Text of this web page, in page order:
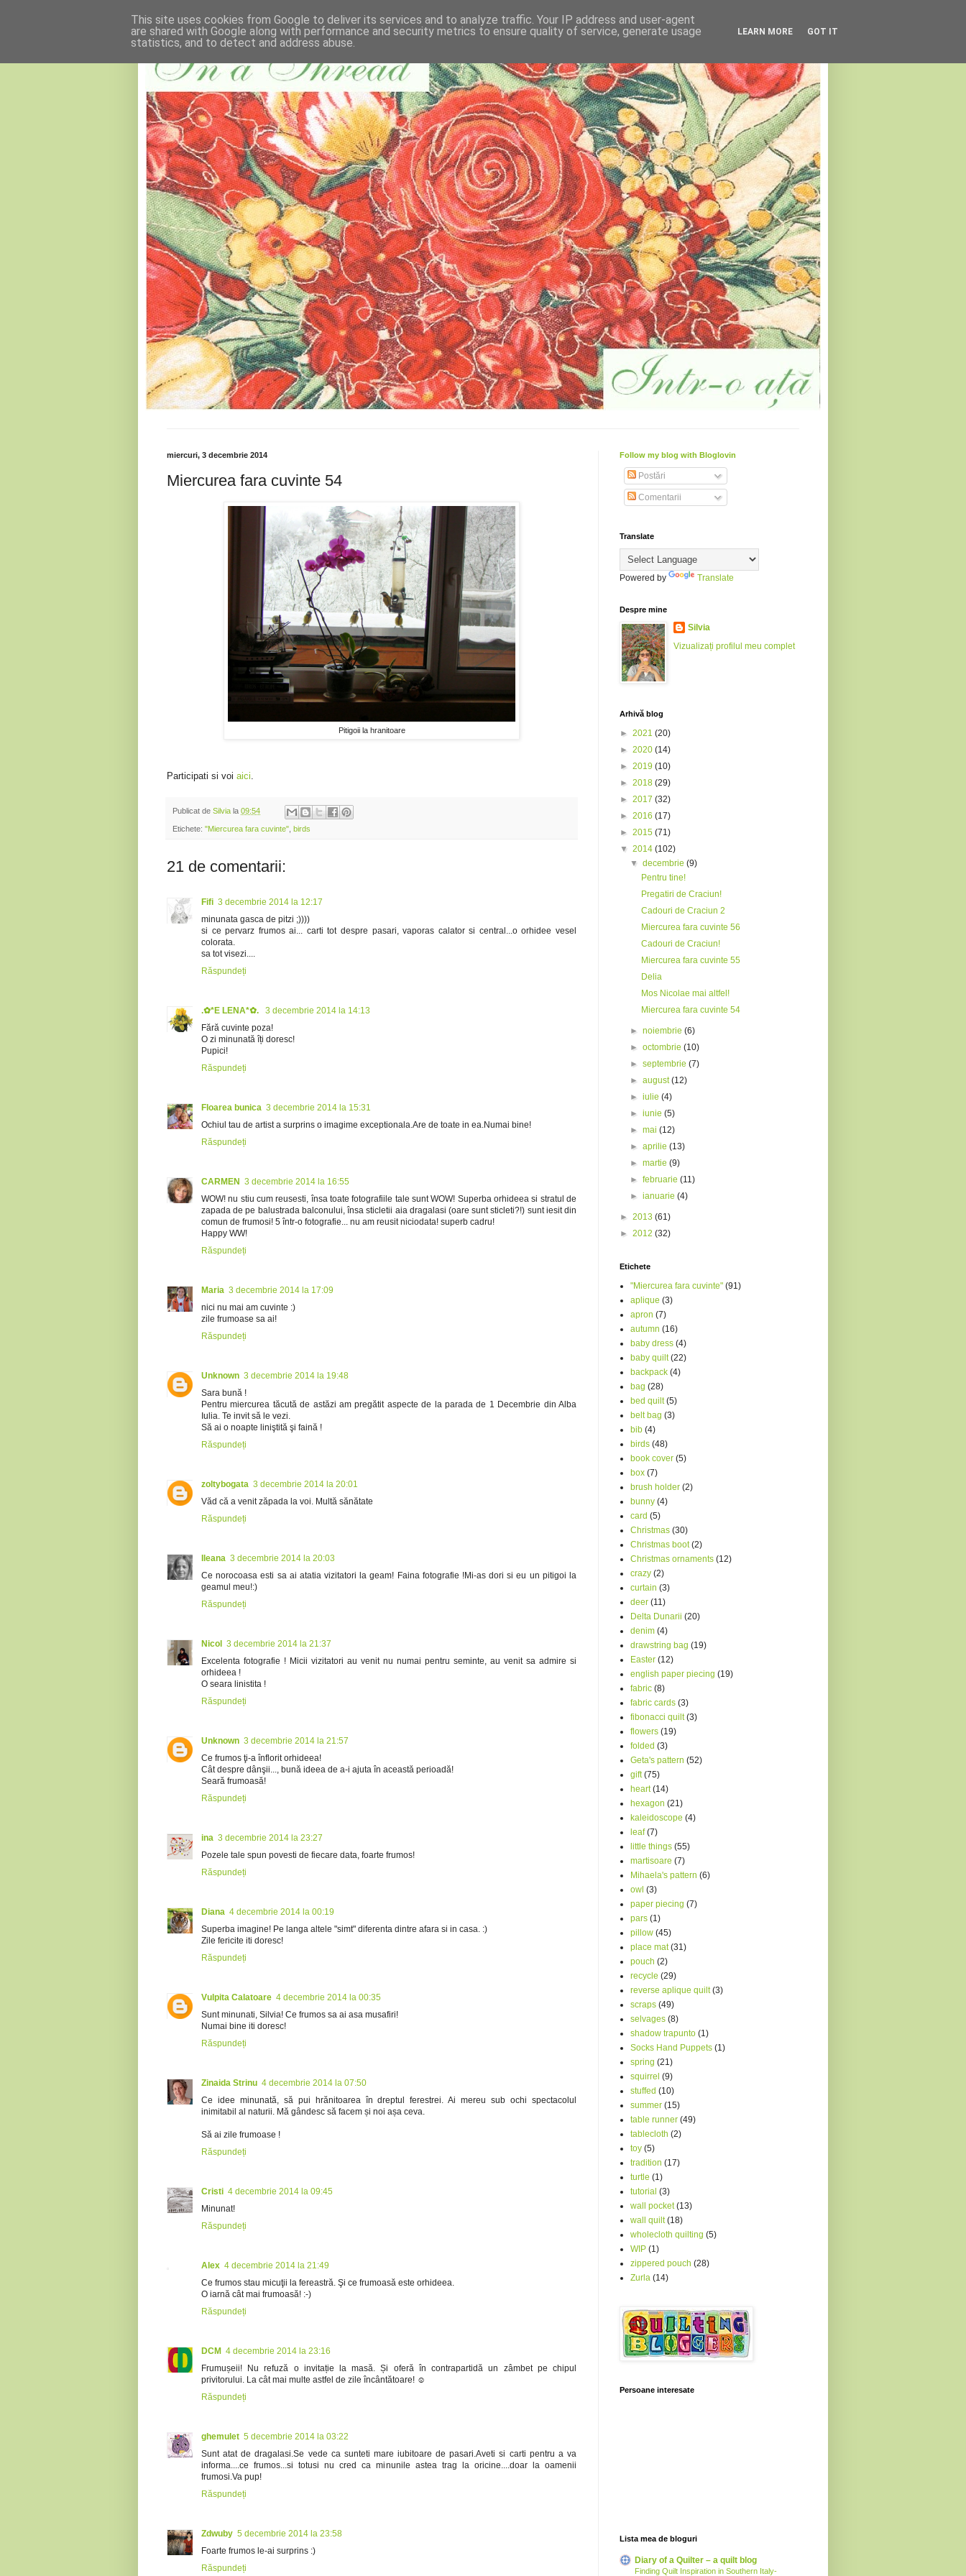
miercuri, 3 decembrie 2014
Miercurea fara cuvinte 54
Pitigoii la hranitoare
Participati si voi aici.
Publicat de Silvia la 09:54
Etichete: "Miercurea fara cuvinte" birds
21 de comentarii:
Fifi 3 decembrie 2014 la 12:17
minunata gasca de pitzi ;))))
si ce pervarz frumos ai... carti tot despre pasari, vaporas calator si central...o orhidee vesel
colorata.
sa tot visezi....
Răspundeți
.✿*E LENA*✿.
3 decembrie 2014 la 14:13
Fără cuvinte poza!
O zi minunată îți doresc!
Pupici!
Răspundeți
Floarea bunica 3 decembrie 2014 la 15:31
Ochiul tau de artist a surprins o imagime exceptionala.Are de toate in ea.Numai bine!
Răspundeți
CARMEN 3 decembrie 2014 la 16:55
WOW! nu stiu cum reusesti, însa toate fotografiile tale sunt WOW! Superba orhideea si stratul de
zapada de pe balustrada balconului, însa sticletii aia dragalasi (oare sunt sticleti?!) sunt iesit din
comun de frumosi! 5 într-o fotografie... nu am reusit niciodata! superb cadru!
Happy WW!
Răspundeți
Maria 3 decembrie 2014 la 17:09
nici nu mai am cuvinte :)
zile frumoase sa ai!
Răspundeți
Unknown 3 decembrie 2014 la 19:48
Sara bună !
Pentru miercurea tăcută de astăzi am pregătit aspecte de la parada de 1 Decembrie din Alba
Iulia. Te invit să le vezi.
Să ai o noapte liniştită şi faină !
Răspundeți
zoltybogata 3 decembrie 2014 la 20:01
Văd că a venit zăpada la voi. Multă sănătate
Răspundeți
Ileana 3 decembrie 2014 la 20:03
Ce norocoasa esti sa ai atatia vizitatori la geam! Faina fotografie !Mi-as dori si eu un pitigoi la
geamul meu!:)
Răspundeți
Nicol 3 decembrie 2014 la 21:37
Excelenta fotografie ! Micii vizitatori au venit nu numai pentru seminte, au venit sa admire si
orhideea !
O seara linistita !
Răspundeți
Unknown 3 decembrie 2014 la 21:57
Ce frumos ţi-a înflorit orhideea!
Cât despre dânşii..., bună ideea de a-i ajuta în această perioadă!
Seară frumoasă!
Răspundeți
ina 3 decembrie 2014 la 23:27
Pozele tale spun povesti de fiecare data, foarte frumos!
Răspundeți
Diana 4 decembrie 2014 la 00:19
Superba imagine! Pe langa altele "simt" diferenta dintre afara si in casa. :)
Zile fericite iti doresc!
Răspundeți
Vulpita Calatoare 4 decembrie 2014 la 00:35
Sunt minunati, Silvia! Ce frumos sa ai asa musafiri!
Numai bine iti doresc!
Răspundeți
Zinaida Strinu 4 decembrie 2014 la 07:50
Ce idee minunată, să pui hrănitoarea în dreptul ferestrei. Ai mereu sub ochi spectacolul
inimitabil al naturii. Mă gândesc să facem și noi așa ceva.
Să ai zile frumoase !
Răspundeți
Cristi 4 decembrie 2014 la 09:45
Minunat!
Răspundeți
Alex 4 decembrie 2014 la 21:49
Ce frumos stau micuţii la fereastră. Şi ce frumoasă este orhideea.
O iarnă cât mai frumoasă! :-)
Răspundeți
DCM 4 decembrie 2014 la 23:16
Frumușeii! Nu refuză o invitație la masă. Și oferă în contrapartidă un zâmbet pe chipul
privitorului. La cât mai multe astfel de zile încântătoare! ☺
Răspundeți
ghemulet 5 decembrie 2014 la 03:22
Sunt atat de dragalasi.Se vede ca sunteti mare iubitoare de pasari.Aveti si carti pentru a va
informa....ce frumos...si totusi nu cred ca minunile astea trag la oricine....doar la oamenii
frumosi.Va pup!
Răspundeți
Zdwuby 5 decembrie 2014 la 23:58
Foarte frumos le-ai surprins :)
Răspundeți
Follow my blog with Bloglovin
Postări
Comentarii
Translate
Powered by Translate
Despre mine
Silvia
Vizualizați profilul meu complet
Arhivă blog
► 2021 (20)
► 2020 (14)
► 2019 (10)
► 2018 (29)
► 2017 (32)
► 2016 (17)
► 2015 (71)
▼ 2014 (102)
▼decembrie(9)
Pentru tine!
Pregatiri de Craciun!
Cadouri de Craciun 2
Miercurea fara cuvinte 56
Cadouri de Craciun!
Miercurea fara cuvinte 55
Delia
Mos Nicolae mai altfel!
Miercurea fara cuvinte 54
►noiembrie(6)
►octombrie(10)
►septembrie(7)
►august(12)
►iulie(4)
►iunie(5)
►mai(12)
►aprilie(13)
►martie(9)
►februarie(11)
►ianuarie(4)
► 2013 (61)
► 2012 (32)
Etichete
"Miercurea fara cuvinte" (91)
aplique (3)
apron (7)
autumn (16)
baby dress (4)
baby quilt (22)
backpack (4)
bag (28)
bed quilt (5)
belt bag (3)
bib (4)
birds (48)
book cover (5)
box (7)
brush holder (2)
bunny (4)
card (5)
Christmas (30)
Christmas boot (2)
Christmas ornaments (12)
crazy (2)
curtain (3)
deer (11)
Delta Dunarii (20)
denim (4)
drawstring bag (19)
Easter (12)
english paper piecing (19)
fabric (8)
fabric cards (3)
fibonacci quilt (3)
flowers (19)
folded (3)
Geta's pattern (52)
gift (75)
heart (14)
hexagon (21)
kaleidoscope (4)
leaf (7)
little things (55)
martisoare (7)
Mihaela's pattern (6)
owl (3)
paper piecing (7)
pars (1)
pillow (45)
place mat (31)
pouch (2)
recycle (29)
reverse aplique quilt (3)
scraps (49)
selvages (8)
shadow trapunto (1)
Socks Hand Puppets (1)
spring (21)
squirrel (9)
stuffed (10)
summer (15)
table runner (49)
tablecloth (2)
toy (5)
tradition (17)
turtle (1)
tutorial (3)
wall pocket (13)
wall quilt (18)
wholecloth quilting (5)
WIP (1)
zippered pouch (28)
Zurla (14)
Persoane interesate
Lista mea de bloguri
Diary of a Quilter – a quilt blog
Finding Quilt Inspiration in Southern Italy-
This site uses cookies from Google to deliver its services and to analyze traffic. Your IP address and user-agent
are shared with Google along with performance and security metrics to ensure quality of service, generate usage
statistics, and to detect and address abuse.
LEARN MORE GOT IT